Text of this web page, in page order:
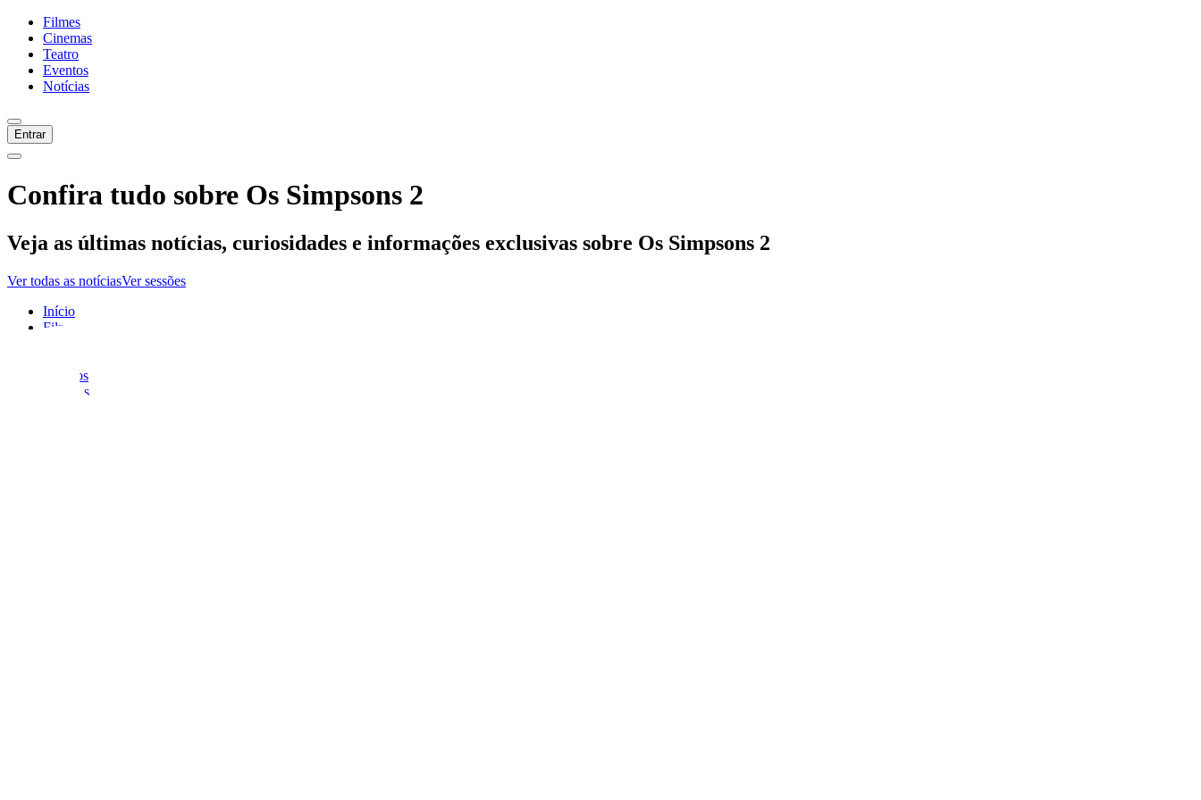
Filmes
Cinemas
Teatro
Eventos
Notícias
Entrar
Confira tudo sobre Os Simpsons 2
Veja as últimas notícias, curiosidades e informações exclusivas sobre Os Simpsons 2
Ver todas as notíciasVer sessões
Início
Filmes
Eventos
Notícias